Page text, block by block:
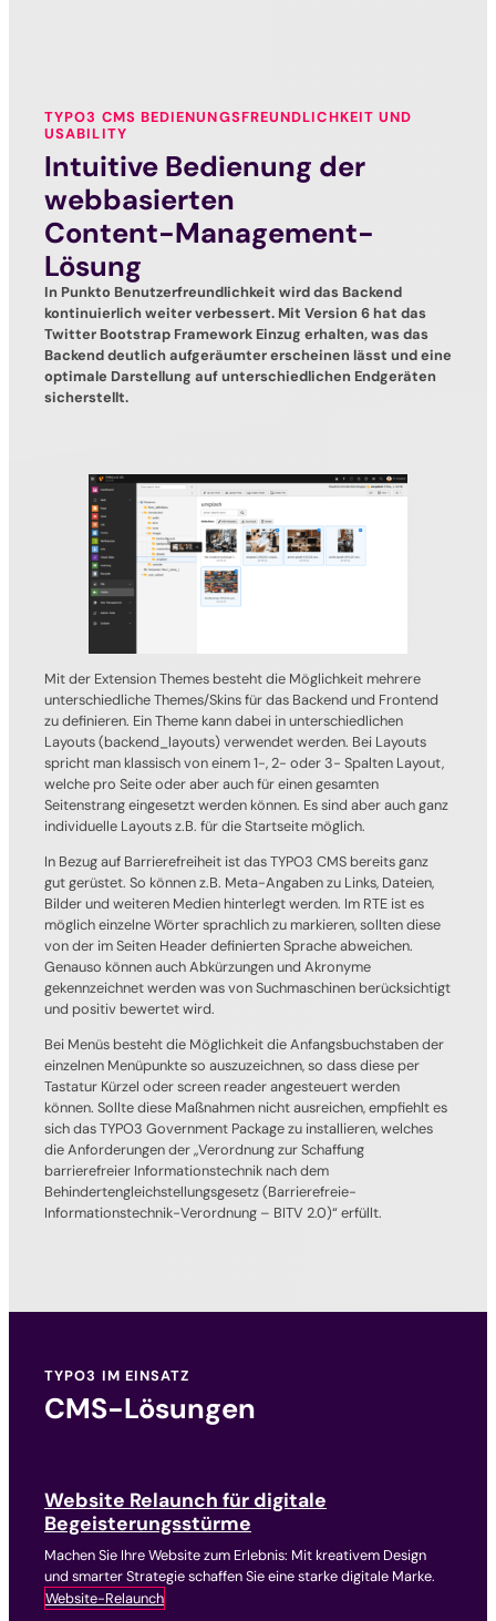
TYPO3 CMS BEDIENUNGSFREUNDLICHKEIT UND
USABILITY
Intuitive Bedienung der
webbasierten
Content-Management-
Lösung
In Punkto Benutzerfreundlichkeit wird das Backend
kontinuierlich weiter verbessert. Mit Version 6 hat das
Twitter Bootstrap Framework Einzug erhalten, was das
Backend deutlich aufgeräumter erscheinen lässt und eine
optimale Darstellung auf unterschiedlichen Endgeräten
sicherstellt.
Mit der Extension Themes besteht die Möglichkeit mehrere
unterschiedliche Themes/Skins für das Backend und Frontend
zu definieren. Ein Theme kann dabei in unterschiedlichen
Layouts (backend_layouts) verwendet werden. Bei Layouts
spricht man klassisch von einem 1-, 2- oder 3- Spalten Layout,
welche pro Seite oder aber auch für einen gesamten
Seitenstrang eingesetzt werden können. Es sind aber auch ganz
individuelle Layouts z.B. für die Startseite möglich.
In Bezug auf Barrierefreiheit ist das TYPO3 CMS bereits ganz
gut gerüstet. So können z.B. Meta-Angaben zu Links, Dateien,
Bilder und weiteren Medien hinterlegt werden. Im RTE ist es
möglich einzelne Wörter sprachlich zu markieren, sollten diese
von der im Seiten Header definierten Sprache abweichen.
Genauso können auch Abkürzungen und Akronyme
gekennzeichnet werden was von Suchmaschinen berücksichtigt
und positiv bewertet wird.
Bei Menüs besteht die Möglichkeit die Anfangsbuchstaben der
einzelnen Menüpunkte so auszuzeichnen, so dass diese per
Tastatur Kürzel oder screen reader angesteuert werden
können. Sollte diese Maßnahmen nicht ausreichen, empfiehlt es
sich das TYPO3 Government Package zu installieren, welches
die Anforderungen der „Verordnung zur Schaffung
barrierefreier Informationstechnik nach dem
Behindertengleichstellungsgesetz (Barrierefreie-
Informationstechnik-Verordnung – BITV 2.0)“ erfüllt.
TYPO3 IM EINSATZ
CMS-Lösungen
Website Relaunch für digitale
Begeisterungsstürme
Machen Sie Ihre Website zum Erlebnis: Mit kreativem Design
und smarter Strategie schaffen Sie eine starke digitale Marke.
Website-Relaunch